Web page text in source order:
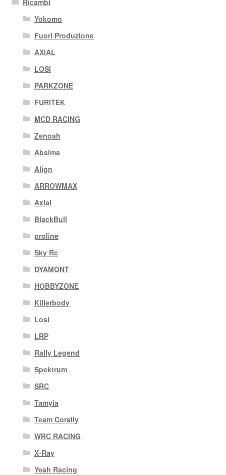
Yokomo
Fuori Produzione
AXIAL
LOSI
PARKZONE
FURITEK
MCD RACING
Zenoah
Absima
Align
ARROWMAX
Axial
BlackBull
proline
Sky Rc
DYAMONT
HOBBYZONE
Killerbody
Losi
LRP
Rally Legend
Spektrum
SRC
Tamyia
Team Corally
WRC RACING
X-Ray
Yeah Racing